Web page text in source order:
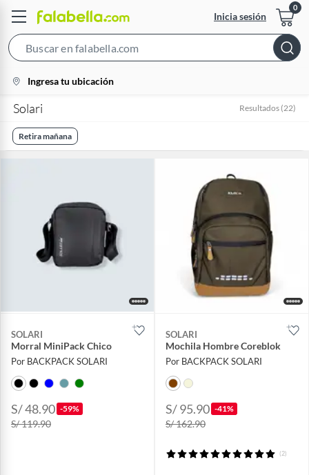
Inicia sesión
Bar
location-
icon
Ingresa tu ubicación
Solari Resultados (22)
Retira mañana
SOLARI
Morral MiniPack Chico
Por BACKPACK SOLARI
S/ 48.90 -59%
S/ 119.90
SOLARI
Mochila Hombre Coreblok
Por BACKPACK SOLARI
S/ 95.90 -41%
S/ 162.90
(2)